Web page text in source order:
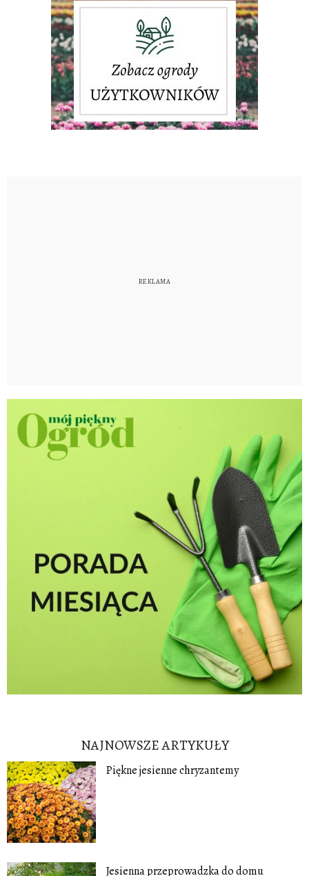
NAJNOWSZE ARTYKUŁY
Piękne jesienne chryzantemy
Jesienna przeprowadzka do domu